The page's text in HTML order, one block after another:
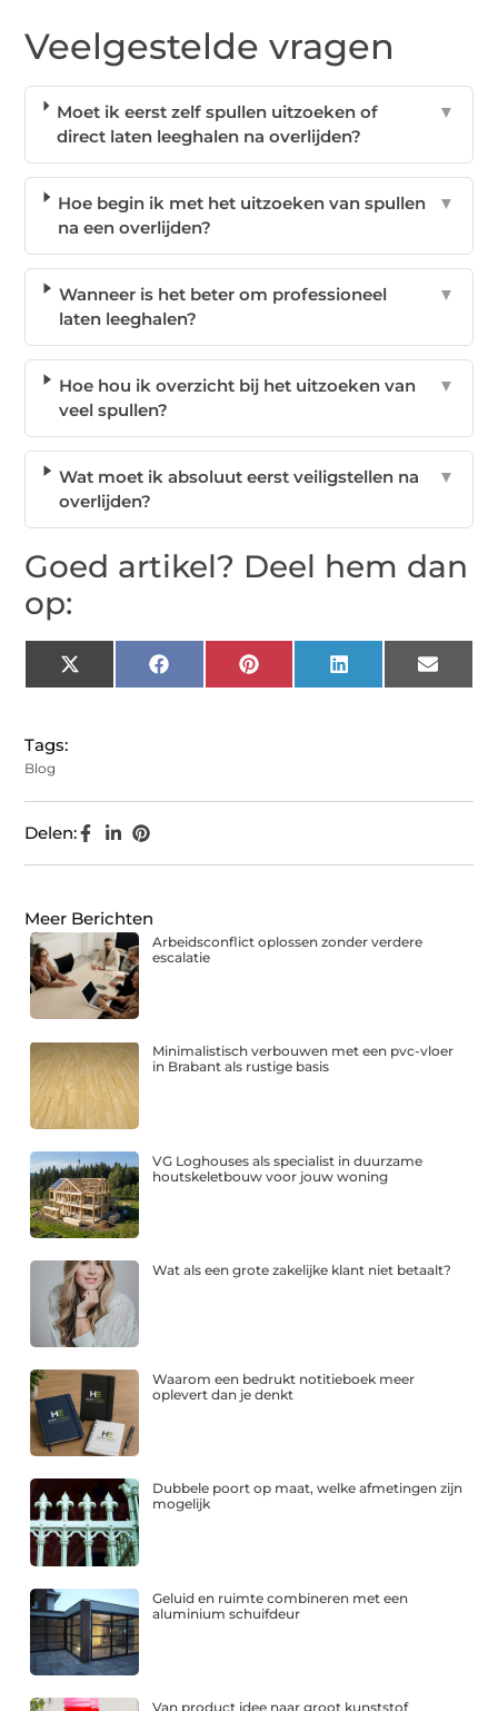
Veelgestelde vragen
Moet ik eerst zelf spullen uitzoeken of
direct laten leeghalen na overlijden?
▼
Hoe begin ik met het uitzoeken van spullen
na een overlijden?
▼
Wanneer is het beter om professioneel
laten leeghalen?
▼
Hoe hou ik overzicht bij het uitzoeken van
veel spullen?
▼
Wat moet ik absoluut eerst veiligstellen na
overlijden?
▼
Goed artikel? Deel hem dan
op:
X
(Twitter)
Facebook Pinterest LinkedIn Email
Tags:
Blog
Delen:
Meer Berichten
Arbeidsconflict oplossen zonder verdere
escalatie
Minimalistisch verbouwen met een pvc-vloer
in Brabant als rustige basis
VG Loghouses als specialist in duurzame
houtskeletbouw voor jouw woning
Wat als een grote zakelijke klant niet betaalt?
Waarom een bedrukt notitieboek meer
oplevert dan je denkt
Dubbele poort op maat, welke afmetingen zijn
mogelijk
Geluid en ruimte combineren met een
aluminium schuifdeur
Van product idee naar groot kunststof